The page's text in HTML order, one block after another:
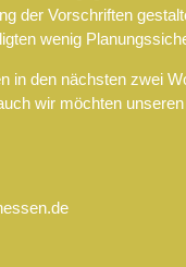
der Vorschriften
wenig
in den nächsten zwei
wir möchten unseren